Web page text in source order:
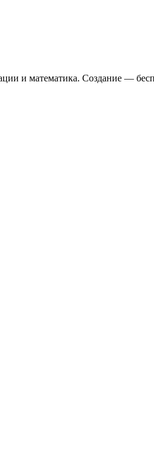
и математика. Создание —